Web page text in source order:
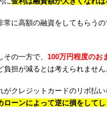
常に高額の融資をしてもらう
その一方で、 100万円程度のお
負担が減るとは考えられません
がクレジットカードのリボ払
ローンによって逆に損をして